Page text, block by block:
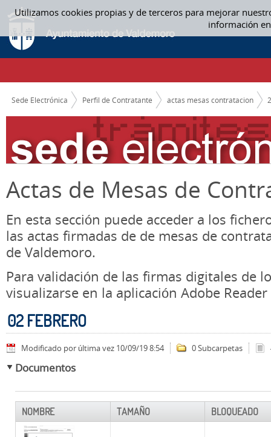
Utilizamos cookies propias y de terceros para mejorar
información
Saltar al contenido
02 FEBRERO - ACTAS MESAS CONTRATACION
CAMINO DE MIGAS
Sede Electrónica Perfil de Contratante actas mesas contratacion
Actas de Mesas de
En esta sección puede acceder a los
las actas firmadas de de mesas de
de Valdemoro.
Para validación de las firmas digitales de
visualizarse en la aplicación Adobe Reader
02 FEBRERO
Modificado por última vez 10/09/19 8:54 0 Subcarpetas
Documentos
NOMBRE TAMAÑO BLOQUEADO